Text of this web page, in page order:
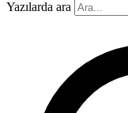
Yazılarda ara